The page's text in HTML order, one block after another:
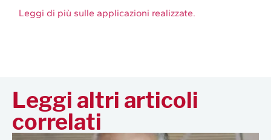
Leggi di più sulle applicazioni realizzate.
Leggi altri articoli
correlati